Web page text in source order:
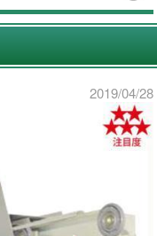
2019/04/28